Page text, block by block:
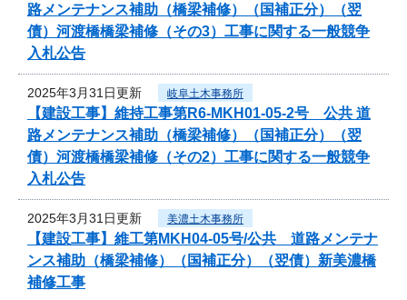
路メンテナンス補助（橋梁補修）（国補正分）（翌
債）河渡橋橋梁補修（その3）工事に関する一般競争
入札公告
2025年3月31日更新 岐阜土木事務所
【建設工事】維持工事第R6-MKH01-05-2号 公共 道
路メンテナンス補助（橋梁補修）（国補正分）（翌
債）河渡橋橋梁補修（その2）工事に関する一般競争
入札公告
2025年3月31日更新 美濃土木事務所
【建設工事】維工第MKH04-05号/公共 道路メンテナ
ンス補助（橋梁補修）（国補正分）（翌債）新美濃橋
補修工事